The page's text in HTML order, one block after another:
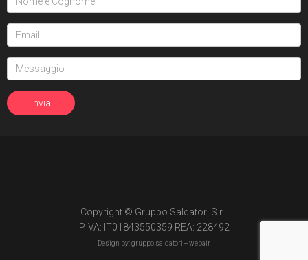
Copyright © Gruppo Saldatori S.r.l.
P.IVA: IT01843550359 REA: 228492
Design by: gruppo saldatori +webair